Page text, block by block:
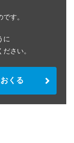
す。
に
さい。
くる